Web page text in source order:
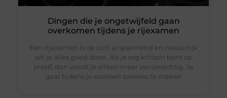
Dingen die je ongetwijfeld gaan
overkomen tijdens je rijexamen
Een rijexamen is op zich al spannend en natuurlijk
wil je alles goed doen. Als je erg kritisch bent op
jezelf, dan wordt je alleen maar zenuwachtig. Je
gaat tijdens je examen sowieso te maken